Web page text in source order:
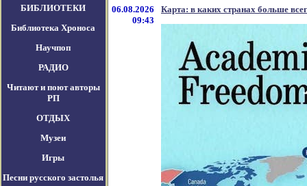
БИБЛИОТЕКИ
Библиотека Хроноса
Научпоп
РАДИО
Читают и поют авторы
РП
ОТДЫХ
Музеи
Игры
Песни русского застолья
06.08.2026
09:43
Карта: в каких странах больше